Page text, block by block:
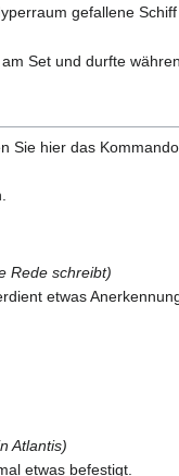
gefallene
Set und durfte
Sie hier das
Rede schreibt)
etwas
Atlantis)
etwas befestigt.